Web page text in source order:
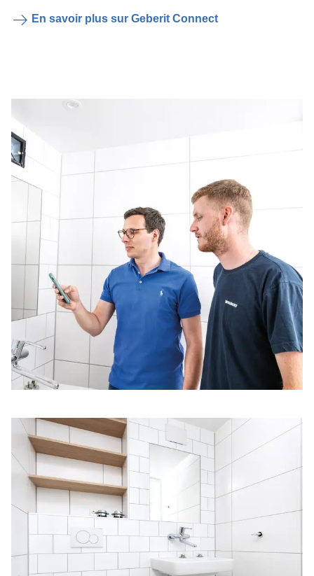
En savoir plus sur Geberit Connect